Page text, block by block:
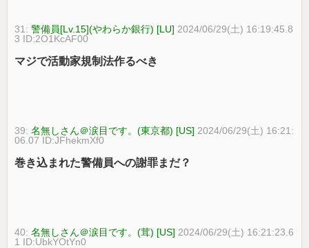
31:警備員[Lv.15](やわらか銀行) [LU] 2024/06/29(土) 16:19:45.8
3 ID:2O1KcAF00
マジで活動家規制法作るべき
39:名無しさん＠涙目です。(東京都) [US] 2024/06/29(土) 16:21:
06.07 ID:JFhekmXf0
巻き込まれた警備員への謝罪まだ？
40:名無しさん＠涙目です。(茸) [US] 2024/06/29(土) 16:21:23.6
1 ID:UbkYOtYn0